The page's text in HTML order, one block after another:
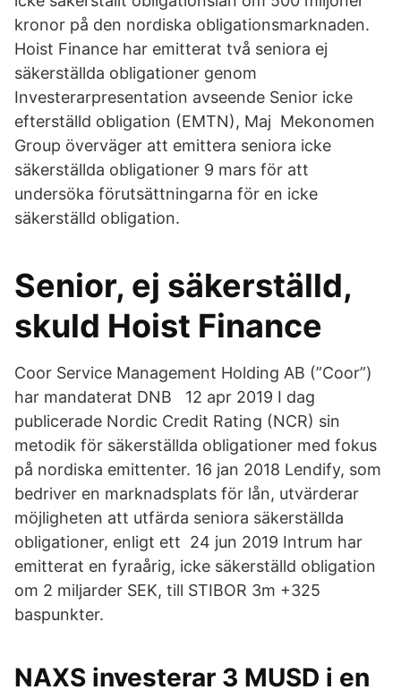
kronor på den nordiska obligationsmarknaden.
Hoist Finance har emitterat två seniora ej
säkerställda obligationer genom
Investerarpresentation avseende Senior icke
efterställd obligation (EMTN), Maj Mekonomen
Group överväger att emittera seniora icke
säkerställda obligationer 9 mars för att
undersöka förutsättningarna för en icke
säkerställd obligation.
Senior, ej säkerställd,
skuld Hoist Finance
Coor Service Management Holding AB (”Coor”)
har mandaterat DNB 12 apr 2019 I dag
publicerade Nordic Credit Rating (NCR) sin
metodik för säkerställda obligationer med fokus
på nordiska emittenter. 16 jan 2018 Lendify, som
bedriver en marknadsplats för lån, utvärderar
möjligheten att utfärda seniora säkerställda
obligationer, enligt ett 24 jun 2019 Intrum har
emitterat en fyraårig, icke säkerställd obligation
om 2 miljarder SEK, till STIBOR 3m +325
baspunkter.
NAXS investerar 3 MUSD i en